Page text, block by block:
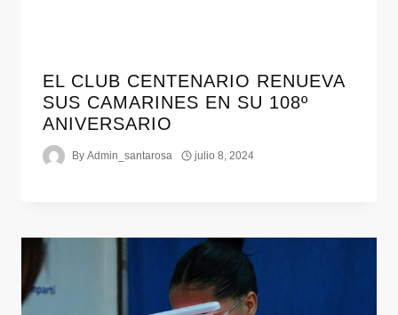
EL CLUB CENTENARIO RENUEVA
SUS CAMARINES EN SU 108º
ANIVERSARIO
By Admin_santarosa julio 8, 2024